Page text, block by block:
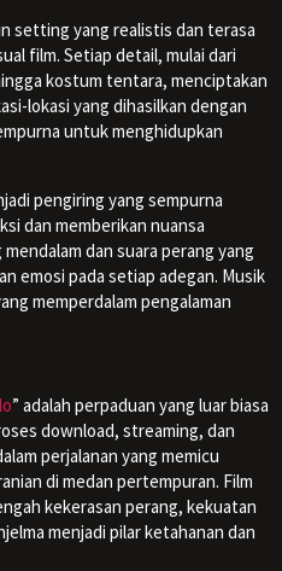
setting yang realistis dan terasa
film. Setiap detail, mulai dari
kostum tentara, menciptakan
lokasi yang dihasilkan dengan
untuk menghidupkan
pengiring yang sempurna
dan memberikan nuansa
dan suara perang yang
emosi pada setiap adegan. Musik
memperdalam pengalaman
” adalah perpaduan yang luar biasa
download, streaming, dan
perjalanan yang memicu
di medan pertempuran. Film
kekerasan perang, kekuatan
menjadi pilar ketahanan dan